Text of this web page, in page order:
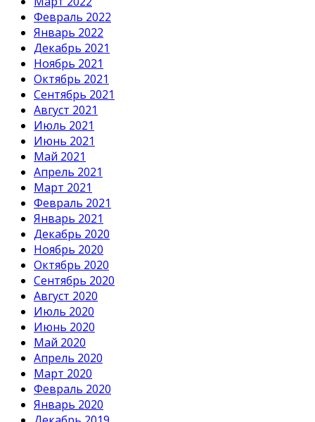
Февраль 2022
Январь 2022
Декабрь 2021
Ноябрь 2021
Октябрь 2021
Сентябрь 2021
Август 2021
Июль 2021
Июнь 2021
Май 2021
Апрель 2021
Март 2021
Февраль 2021
Январь 2021
Декабрь 2020
Ноябрь 2020
Октябрь 2020
Сентябрь 2020
Август 2020
Июль 2020
Июнь 2020
Май 2020
Апрель 2020
Март 2020
Февраль 2020
Январь 2020